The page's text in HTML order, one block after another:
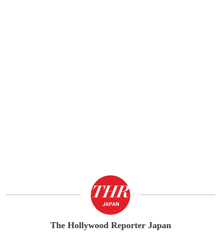
The Hollywood Reporter Japan